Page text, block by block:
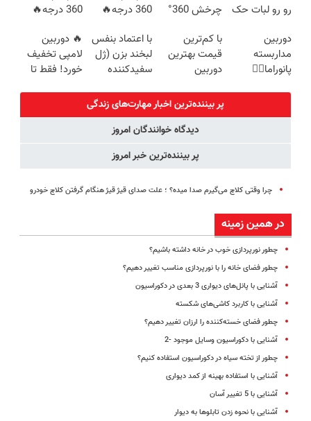
رو رو لبات حک
خرید40%تخفیف
چرخش 360°
(ضمانت
تعویض +
پرداخت درب
360 درجه🔥
منزل + گارانتی
تعویض
360 درجه🔥
حرکتی
دوربین
مداربسته
پانوراما👈🏻
اندروید و ios
با کم‌ترین
قیمت بهترین
دوربین
بخر❗❗❗
با اعتماد بنفس
لبخند بزن (ژل
سفیدکننده
🔥 دوربین
لامپی تخفیف
خورد! فقط تا
پر بیننده‌ترین اخبار مهارت‌های زندگی
دیدگاه خوانندگان امروز
پر بیننده‌ترین خبر امروز
چرا وقتی کلاچ می‌گیرم صدا میده؟ ؛ علت صدای قیژ قیژ هنگام گرفتن کلاچ خودرو
در همین زمینه
چطور نورپردازی خوب در خانه داشته باشیم؟
چطور فضای خانه را با نورپردازی مناسب تغییر دهیم؟
آشنایی با پانل‌های دیواری 3 بعدی در دکوراسیون
آشنایی با کاربرد کاشی‌های شکسته
چطور فضای خسته‌کننده را ارزان تغییر دهیم؟
آشنایی با دکوراسیون وسایل موجود -2
چطور از تخته سیاه در دکوراسیون استفاده کنیم؟
آشنایی با استفاده بهینه از کمد دیواری
آشنایی با 5 تغییر آسان
آشنایی با نحوه زدن تابلوها به دیوار